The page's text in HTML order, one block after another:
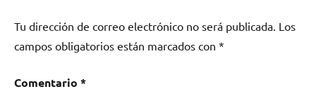
Tu dirección de correo electrónico no será publicada. Los
campos obligatorios están marcados con *
Comentario *